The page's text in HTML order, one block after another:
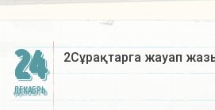
24
ДЕКАБРЬ
2Сұрақтарга жауап